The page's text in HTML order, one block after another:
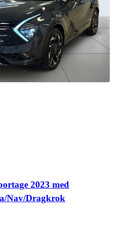
2023 med
Nav/Dragkrok